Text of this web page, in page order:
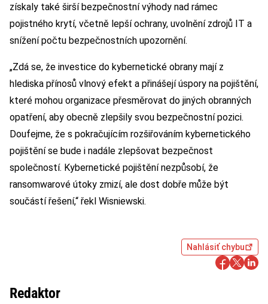
získaly také širší bezpečnostní výhody nad rámec
pojistného krytí, včetně lepší ochrany, uvolnění zdrojů IT a
snížení počtu bezpečnostních upozornění.
„Zdá se, že investice do kybernetické obrany mají z
hlediska přínosů vlnový efekt a přinášejí úspory na pojištění,
které mohou organizace přesměrovat do jiných obranných
opatření, aby obecně zlepšily svou bezpečnostní pozici.
Doufejme, že s pokračujícím rozšiřováním kybernetického
pojištění se bude i nadále zlepšovat bezpečnost
společností. Kybernetické pojištění nezpůsobí, že
ransomwarové útoky zmizí, ale dost dobře může být
součástí řešení,“ řekl Wisniewski.
Nahlásiť chybu
Redaktor